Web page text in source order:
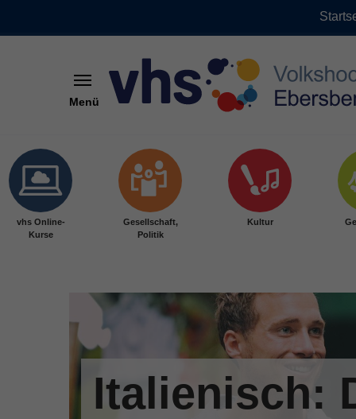
Menü
vhs Online-
Kurse
Gesellschaft,
Politik
Kultur
Italienisch: